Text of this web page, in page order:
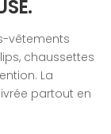
vêtements
chaussettes
La
partout en